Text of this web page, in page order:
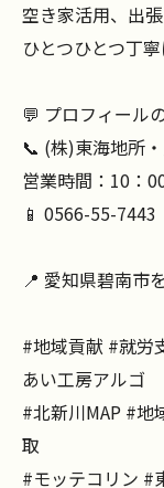
空き家活用、出
ひとつひとつ丁
💬 プロフィール
📞 (株)東海地所
営業時間：10：
📱 0566-55-7443
📍 愛知県碧南市
#地域貢献 #就労
あい工房アルゴ
#北新川MAP #地
取
#モッテコリン #